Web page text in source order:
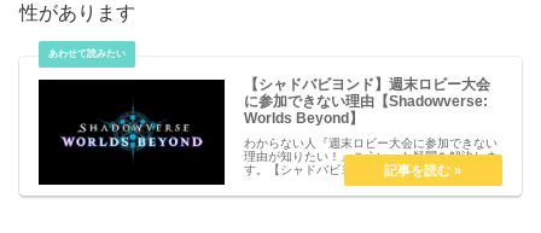
性があります
【シャドバビヨンド】週末ロビー大会
に参加できない理由【Shadowverse:
Worlds Beyond】
わからない人『週末ロビー大会に参加できない
理由が知りたい！』こういった疑問を解決しま
す。【シャドバビヨンド】週末ロビー大会に参
加できない理由【Shadowverse: Worlds
Beyond】週末ロビー大会に参加できない理由